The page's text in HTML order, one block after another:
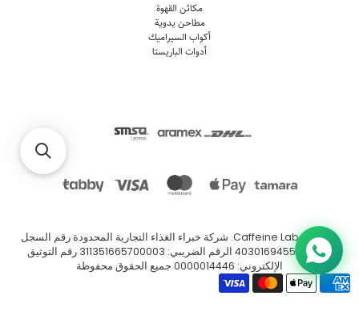
مكائن القهوة
مطاحن يدوية
أكواب السيراميك
أدوات الباريستا
© 2026
Caffeine Lab
. شركة خبراء الغذاء التجارية المحدودة رقم السجل
التجاري: 4030169455 الرقم الضريبي: 311351665700003 رقم التوثيق
الإلكتروني: 0000014446 جميع الحقوق محفوظة